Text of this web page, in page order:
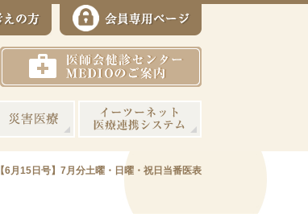
【6月15日号】7月分土曜・日曜・祝日当番医表